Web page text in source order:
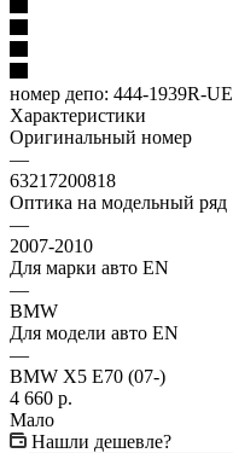
номер депо: 444-1939R-UE
Характеристики
Оригинальный номер
—
63217200818
Оптика на модельный ряд
—
2007-2010
Для марки авто EN
—
BMW
Для модели авто EN
—
BMW X5 E70 (07-)
4 660 р.
Мало
Нашли дешевле?